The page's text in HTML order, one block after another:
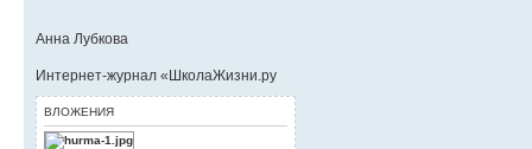
Анна Лубкова
Интернет-журнал «ШколаЖизни.ру
ВЛОЖЕНИЯ